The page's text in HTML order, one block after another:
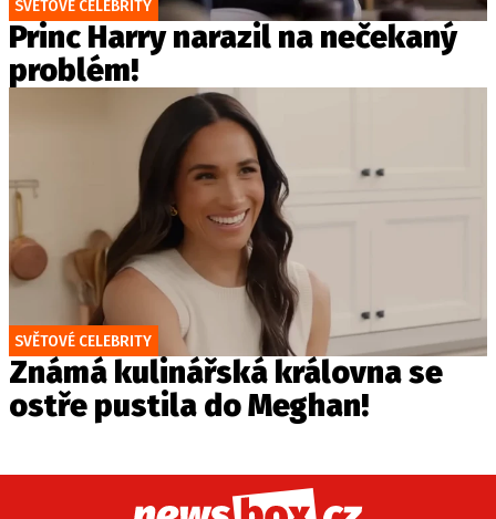
SVĚTOVÉ CELEBRITY
Princ Harry narazil na nečekaný
problém!
SVĚTOVÉ CELEBRITY
Známá kulinářská královna se
ostře pustila do Meghan!